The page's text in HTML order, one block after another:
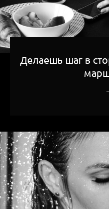
Делаешь шаг в